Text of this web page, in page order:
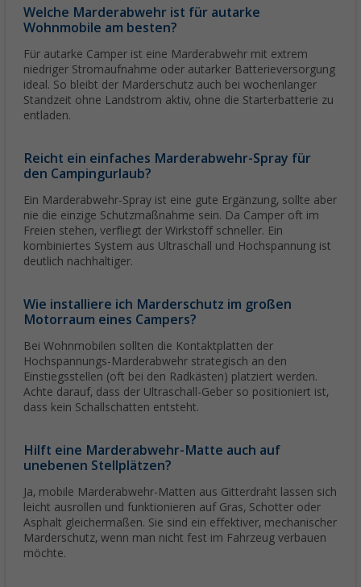
Welche Marderabwehr ist für autarke
Wohnmobile am besten?
Für autarke Camper ist eine Marderabwehr mit extrem
niedriger Stromaufnahme oder autarker Batterieversorgung
ideal. So bleibt der Marderschutz auch bei wochenlanger
Standzeit ohne Landstrom aktiv, ohne die Starterbatterie zu
entladen.
Reicht ein einfaches Marderabwehr-Spray für
den Campingurlaub?
Ein Marderabwehr-Spray ist eine gute Ergänzung, sollte aber
nie die einzige Schutzmaßnahme sein. Da Camper oft im
Freien stehen, verfliegt der Wirkstoff schneller. Ein
kombiniertes System aus Ultraschall und Hochspannung ist
deutlich nachhaltiger.
Wie installiere ich Marderschutz im großen
Motorraum eines Campers?
Bei Wohnmobilen sollten die Kontaktplatten der
Hochspannungs-Marderabwehr strategisch an den
Einstiegsstellen (oft bei den Radkästen) platziert werden.
Achte darauf, dass der Ultraschall-Geber so positioniert ist,
dass kein Schallschatten entsteht.
Hilft eine Marderabwehr-Matte auch auf
unebenen Stellplätzen?
Ja, mobile Marderabwehr-Matten aus Gitterdraht lassen sich
leicht ausrollen und funktionieren auf Gras, Schotter oder
Asphalt gleichermaßen. Sie sind ein effektiver, mechanischer
Marderschutz, wenn man nicht fest im Fahrzeug verbauen
möchte.